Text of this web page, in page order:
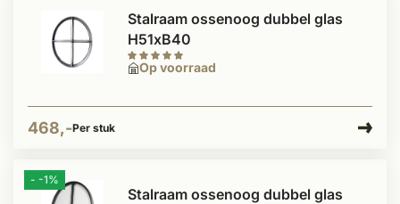
Op voorraad
Stalraam ossenoog dubbel glas
H51xB40
468,-Per stuk
- -1%
Stalraam ossenoog dubbel glas